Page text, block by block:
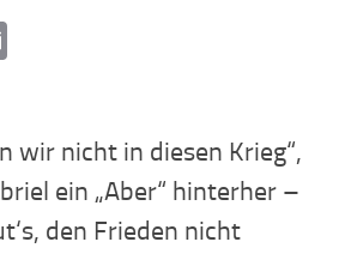
wir nicht in diesen Krieg“,
ein „Aber“ hinterher –
den Frieden nicht